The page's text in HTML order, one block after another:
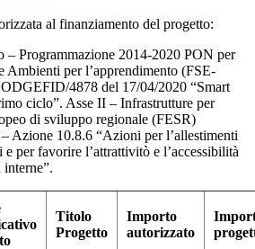
al finanziamento del progetto:
– Programmazione 2014-2020 PON per
Ambienti per l’apprendimento (FSE-
4878 del 17/04/2020 “Smart
ciclo”. Asse II – Infrastrutture per
di sviluppo regionale (FESR)
Azione 10.8.6 “Azioni per l’allestimenti
per favorire l’attrattivitò e l’accessibilità
interne”.
Titolo
Progetto
Importo
autorizzato